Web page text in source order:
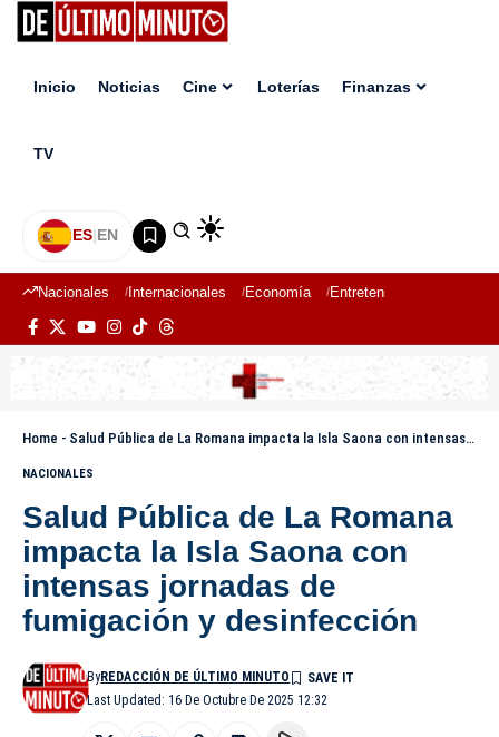
Inicio Noticias Cine Loterías Finanzas
TV
ES|EN
Nacionales Internacionales Economía Entretenimiento
Home - Salud Pública de La Romana impacta la Isla Saona con intensas jornadas de fumigación y desinfección
NACIONALES
Salud Pública de La Romana
impacta la Isla Saona con
intensas jornadas de
fumigación y desinfección
Last Updated: 16 De Octubre De 2025 12:32
ByREDACCIÓN DE ÚLTIMO MINUTO